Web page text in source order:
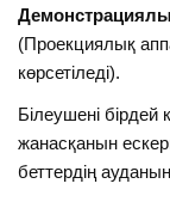
(Проекциялық
көрсетіледі).
Білеушені
жанасқанын
беттердің